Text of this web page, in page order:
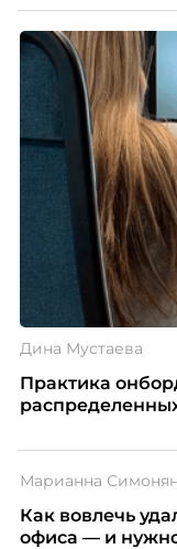
Дина Мустаева
Практика
Марианна Симонян
Как вовлечь
офиса — и